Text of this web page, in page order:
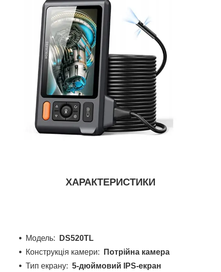
ХАРАКТЕРИСТИКИ
Модель:
DS520TL
Конструкція камери:
Потрійна камера
Тип екрану: 5-дюймовий IPS-екран